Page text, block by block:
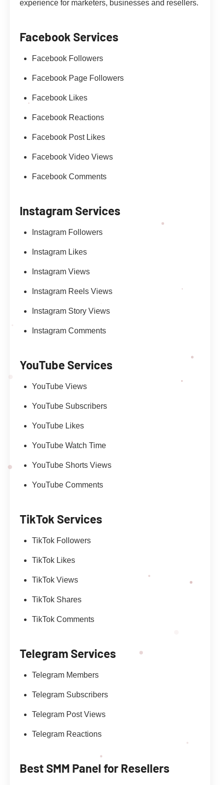
experience for marketers, businesses and resellers.
Facebook Services
Facebook Followers
Facebook Page Followers
Facebook Likes
Facebook Reactions
Facebook Post Likes
Facebook Video Views
Facebook Comments
Instagram Services
Instagram Followers
Instagram Likes
Instagram Views
Instagram Reels Views
Instagram Story Views
Instagram Comments
YouTube Services
YouTube Views
YouTube Subscribers
YouTube Likes
YouTube Watch Time
YouTube Shorts Views
YouTube Comments
TikTok Services
TikTok Followers
TikTok Likes
TikTok Views
TikTok Shares
TikTok Comments
Telegram Services
Telegram Members
Telegram Subscribers
Telegram Post Views
Telegram Reactions
Best SMM Panel for Resellers